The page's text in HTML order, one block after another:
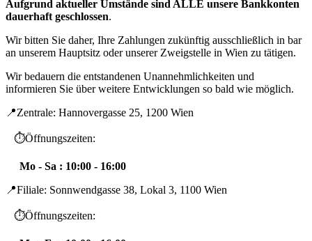
Aufgrund aktueller Umstände sind ALLE unsere Bankkonten
dauerhaft geschlossen.
Wir bitten Sie daher, Ihre Zahlungen zukünftig ausschließlich in bar
an unserem Hauptsitz oder unserer Zweigstelle in Wien zu tätigen.
Wir bedauern die entstandenen Unannehmlichkeiten und
informieren Sie über weitere Entwicklungen so bald wie möglich.
📍Zentrale: Hannovergasse 25, 1200 Wien
⏱️Öffnungszeiten:
Mo - Sa : 10:00 - 16:00
📍Filiale: Sonnwendgasse 38, Lokal 3, 1100 Wien
⏱️Öffnungszeiten: